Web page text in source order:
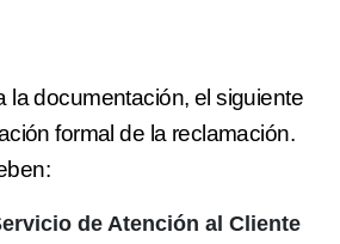
la documentación, el siguiente
formal de la reclamación.
de Atención al Cliente